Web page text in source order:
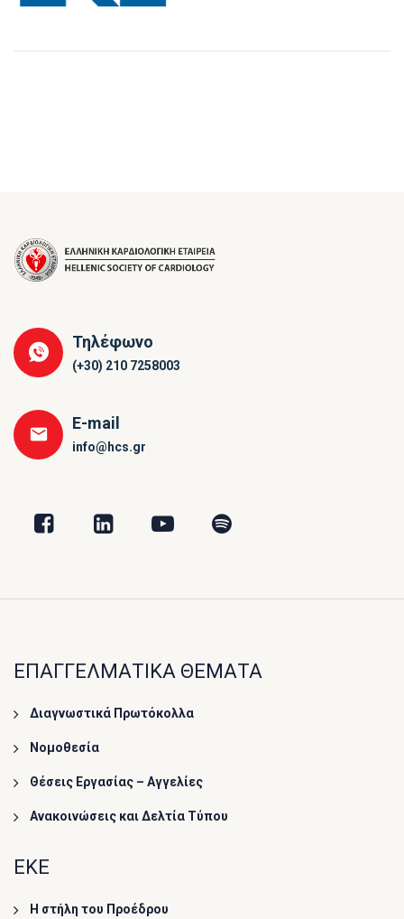
Τηλέφωνο
(+30) 210 7258003
E-mail
info@hcs.gr
ΕΠΑΓΓΕΛΜΑΤΙΚΑ ΘΕΜΑΤΑ
Διαγνωστικά Πρωτόκολλα
Νομοθεσία
Θέσεις Εργασίας – Αγγελίες
Ανακοινώσεις και Δελτία Τύπου
ΕΚΕ
Η στήλη του Προέδρου